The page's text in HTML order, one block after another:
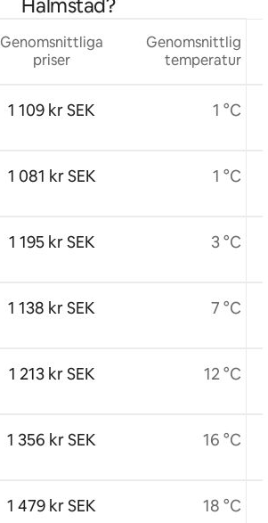
Halmstad?
Genomsnittliga
priser
1 109 kr SEK
1 081 kr SEK
1 195 kr SEK
1 138 kr SEK
1 213 kr SEK
1 356 kr SEK
1 479 kr SEK
Genomsnittlig
temperatur
1 °C
1 °C
3 °C
7 °C
12 °C
16 °C
18 °C